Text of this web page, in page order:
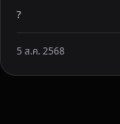
?
5 ส.ค. 2568